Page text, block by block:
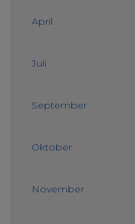
April
Juli
September
Oktober
November